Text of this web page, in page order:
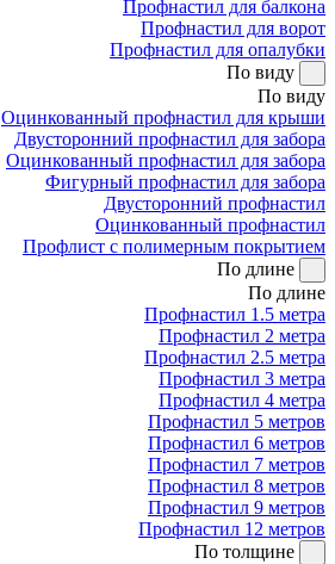
Профнастил для балкона
Профнастил для ворот
Профнастил для опалубки
По виду
По виду
Оцинкованный профнастил для крыши
Двусторонний профнастил для забора
Оцинкованный профнастил для забора
Фигурный профнастил для забора
Двусторонний профнастил
Оцинкованный профнастил
Профлист с полимерным покрытием
По длине
По длине
Профнастил 1.5 метра
Профнастил 2 метра
Профнастил 2.5 метра
Профнастил 3 метра
Профнастил 4 метра
Профнастил 5 метров
Профнастил 6 метров
Профнастил 7 метров
Профнастил 8 метров
Профнастил 9 метров
Профнастил 12 метров
По толщине